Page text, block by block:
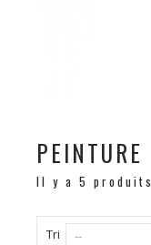
PEINTURE
Il y a 5 produits.
Tri